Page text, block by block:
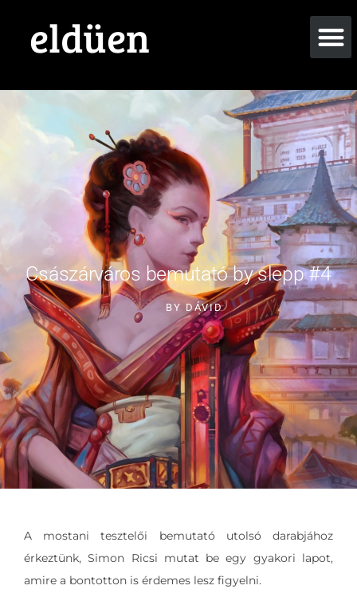
eldüen
Császárváros bemutató by slepp #4
BY DÁVID
A mostani tesztelői bemutató utolsó darabjához
érkeztünk, Simon Ricsi mutat be egy gyakori lapot,
amire a bontotton is érdemes lesz figyelni.